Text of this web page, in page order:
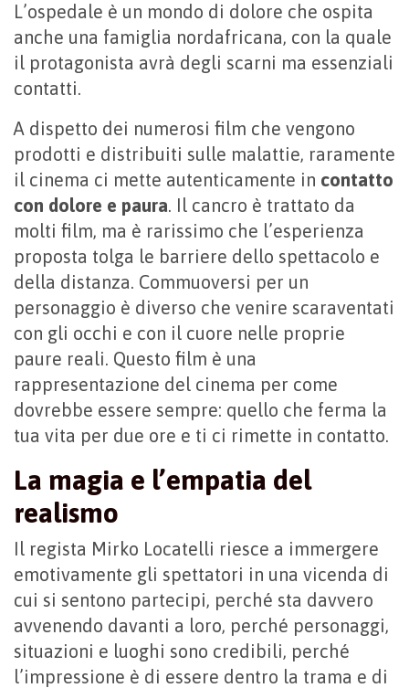
L’ospedale è un mondo di dolore che ospita
anche una famiglia nordafricana, con la quale
il protagonista avrà degli scarni ma essenziali
contatti.
A dispetto dei numerosi film che vengono
prodotti e distribuiti sulle malattie, raramente
il cinema ci mette autenticamente in contatto
con dolore e paura. Il cancro è trattato da
molti film, ma è rarissimo che l’esperienza
proposta tolga le barriere dello spettacolo e
della distanza. Commuoversi per un
personaggio è diverso che venire scaraventati
con gli occhi e con il cuore nelle proprie
paure reali. Questo film è una
rappresentazione del cinema per come
dovrebbe essere sempre: quello che ferma la
tua vita per due ore e ti ci rimette in contatto.
La magia e l’empatia del
realismo
Il regista Mirko Locatelli riesce a immergere
emotivamente gli spettatori in una vicenda di
cui si sentono partecipi, perché sta davvero
avvenendo davanti a loro, perché personaggi,
situazioni e luoghi sono credibili, perché
l’impressione è di essere dentro la trama e di